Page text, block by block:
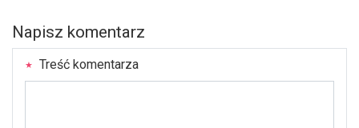
Napisz komentarz
Treść komentarza